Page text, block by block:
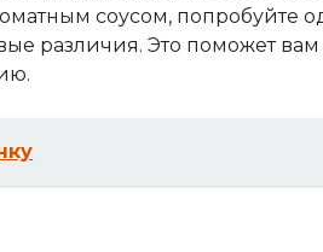
соусом,
различия. Это поможет